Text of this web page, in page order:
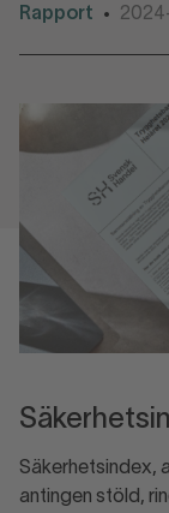
Rapport •
Säkerhetsindex,
antingen stöld,